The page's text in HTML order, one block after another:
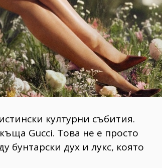
културни събития.
Gucci. Това не е просто
бунтарски дух и лукс, която